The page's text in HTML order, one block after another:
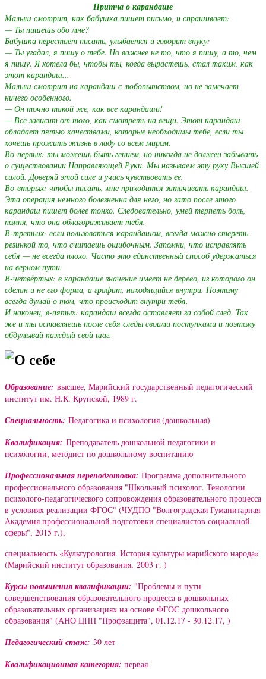
Притча о карандаше
Малыш смотрит, как бабушка пишет письмо, и спрашивает:
— Ты пишешь обо мне?
Бабушка перестает писать, улыбается и говорит внуку:
— Ты угадал, я пишу о тебе. Но важнее не то, что я пишу, а то, чем
я пишу. Я хотела бы, чтобы ты, когда вырастешь, стал таким, как
этот карандаш...
Малыш смотрит на карандаш с любопытством, но не замечает
ничего особенного.
— Он точно такой же, как все карандаши!
— Все зависит от того, как смотреть на вещи. Этот карандаш
обладает пятью качествами, которые необходимы тебе, если ты
хочешь прожить жизнь в ладу со всем миром.
Во-первых: ты можешь быть гением, но никогда не должен забывать
о существовании Направляющей Руки. Мы называем эту руку Высшей
силой. Доверяй этой силе и учись чувствовать ее.
Во-вторых: чтобы писать, мне приходится затачивать карандаш.
Эта операция немного болезненна для него, но зато после этого
карандаш пишет более тонко. Следовательно, умей терпеть боль,
помня, что она облагораживает тебя.
В-третьих: если пользоваться карандашом, всегда можно стереть
резинкой то, что считаешь ошибочным. Запомни, что исправлять
себя — не всегда плохо. Часто это единственный способ удержаться
на верном пути.
В-четвёртых: в карандаше значение имеет не дерево, из которого он
сделан и не его форма, а графит, находящийся внутри. Поэтому
всегда думай о том, что происходит внутри тебя.
И наконец, в-пятых: карандаш всегда оставляет за собой след. Так
же и ты оставляешь после себя следы своими поступками и поэтому
обдумывай каждый свой шаг.
О себе
Образование: высшее, Марийский государственный педагогический
институт им. Н.К. Крупской, 1989 г.
Специальность: Педагогика и психология (дошкольная)
Квалификация: Преподаватель дошкольной педагогики и
психологии, методист по дошкольному воспитанию
Профессиональная переподготовка: Программа дополнительного
профессионального образования "Школьный психолог. Тенологии
психолого-педагогического сопровождения образовательного процесса
в условиях реализации ФГОС" (ЧУДПО "Волгоградская Гуманитарная
Академия профессиональной подготовки специалистов социальной
сферы", 2015 г.),
специальность «Культурология. История культуры марийского народа»
(Марийский институт образования, 2003 г. )
Курсы повышения квалификации: "Проблемы и пути
совершенствования образовательного процесса в дошкольных
образовательных организациях на основе ФГОС дошкольного
образования" (АНО ЦПП "Профзащита", 01.12.17 - 30.12.17, )
Педагогический стаж: 30 лет
Квалификационная категория: первая